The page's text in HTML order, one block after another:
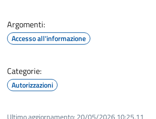
Argomenti:
Accesso all'informazione
Categorie:
Autorizzazioni
Ultimo aggiornamento: 20/05/2026 10:25.11